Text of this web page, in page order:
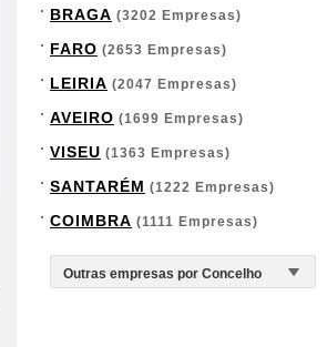
BRAGA (3202 Empresas)
FARO (2653 Empresas)
LEIRIA (2047 Empresas)
AVEIRO (1699 Empresas)
VISEU (1363 Empresas)
SANTARÉM (1222 Empresas)
COIMBRA (1111 Empresas)